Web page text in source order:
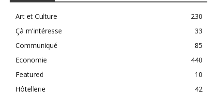
Art et Culture
230
Çà m'intéresse
33
Communiqué
85
Economie
440
Featured
10
Hôtellerie
42